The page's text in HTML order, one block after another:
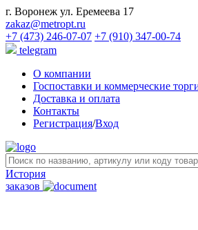
г. Воронеж ул. Еремеева 17
zakaz@metropt.ru
+7 (473) 246-07-07 +7 (910) 347-00-74
telegram
О компании
Госпоставки и коммерческие
Доставка и оплата
Контакты
Регистрация/Вход
История
заказов